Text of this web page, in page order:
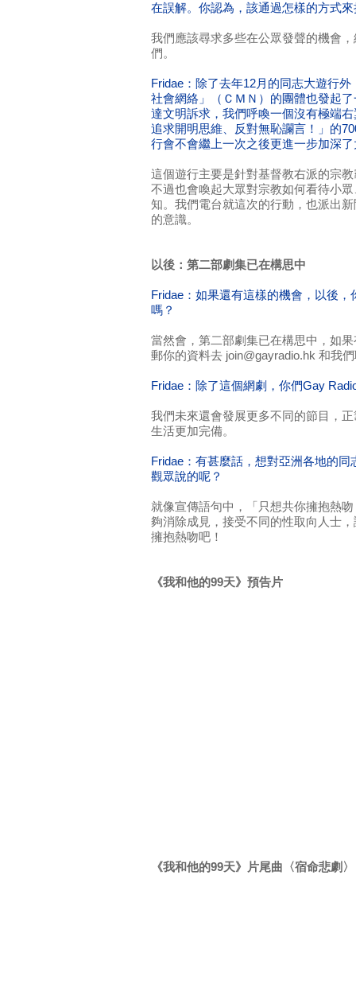
在誤解。你認為，該通過怎樣的方式
我們應該尋求多些在公眾發聲的機會
們。
Fridae：除了去年12月的同志大遊行
社會網絡」（ＣＭＮ）的團體也發起
達文明訴求，我們呼喚一個沒有極端
追求開明思維、反對無恥讕言！」的
行會不會繼上一次之後更進一步加深
這個遊行主要是針對基督教右派的宗
不過也會喚起大眾對宗教如何看待小
知。我們電台就這次的行動，也派出
的意識。
以後：第二部劇集已在構思中
Fridae：如果還有這樣的機會，以後
嗎？
當然會，第二部劇集已在構思中，如
郵你的資料去 join@gayradio.hk 和我
Fridae：除了這個網劇，你們Gay
我們未來還會發展更多不同的節目，
生活更加完備。
Fridae：有甚麼話，想對亞洲各地的
觀眾說的呢？
就像宣傳語句中，「只想共你擁抱熱
夠消除成見，接受不同的性取向人士
擁抱熱吻吧！
《我和他的99天》預告片
《我和他的99天》片尾曲〈宿命悲劇